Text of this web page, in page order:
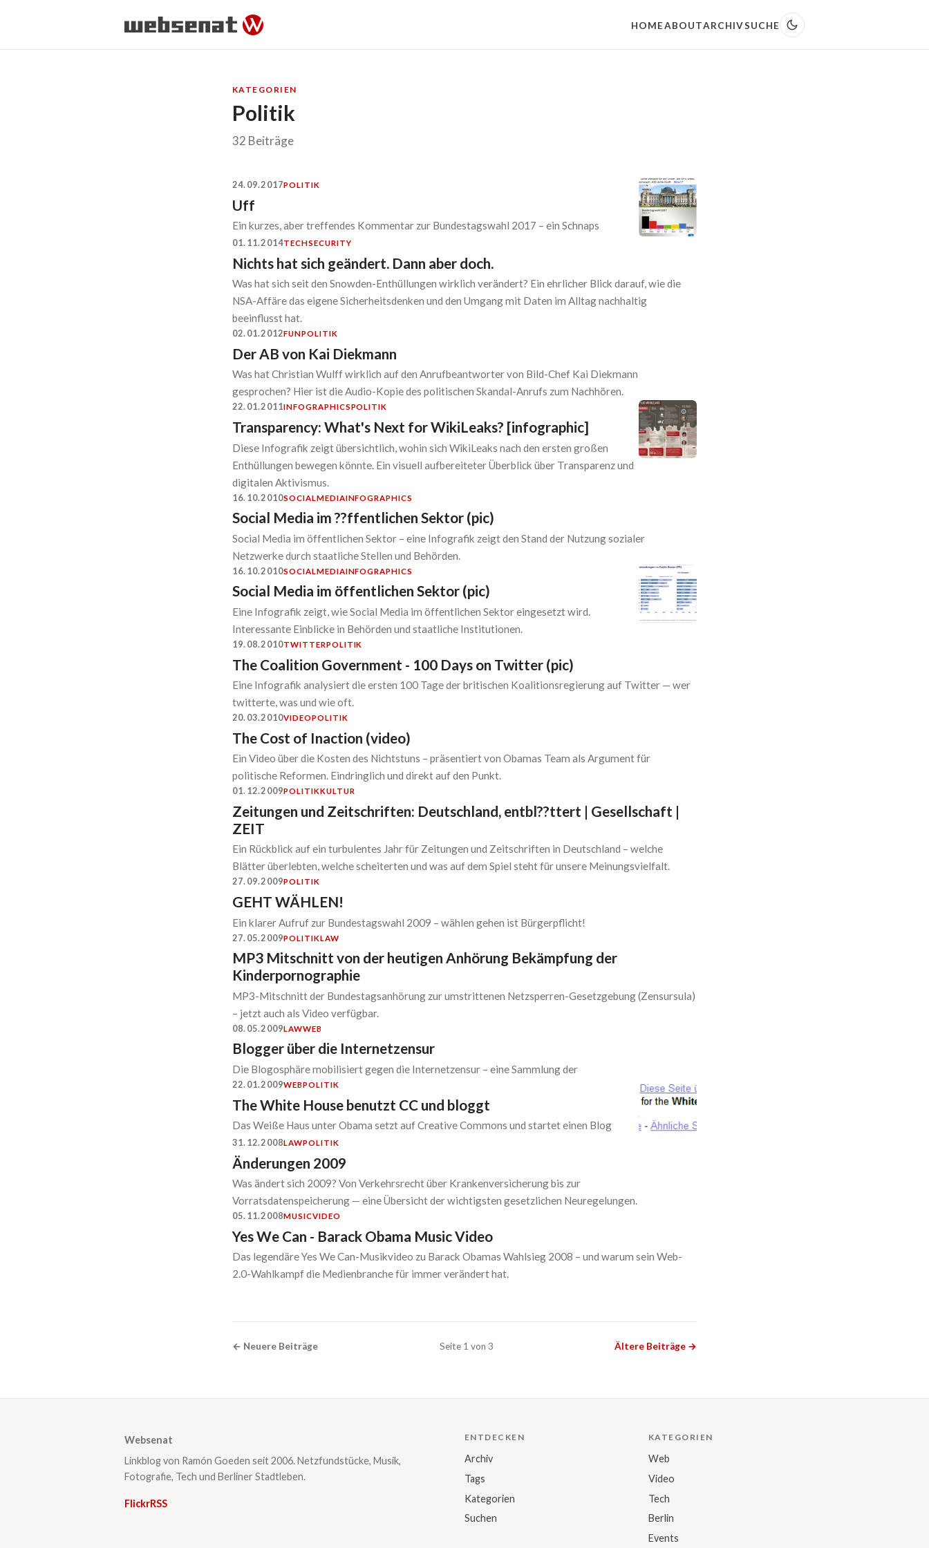
HOMEABOUTARCHIVSUCHE
KATEGORIEN
Politik
32 Beiträge
24.09.2017POLITIK
Uff
Ein kurzes, aber treffendes Kommentar zur Bundestagswahl 2017 – ein Schnaps
01.11.2014TECHSECURITY
Nichts hat sich geändert. Dann aber doch.
Was hat sich seit den Snowden-Enthüllungen wirklich verändert? Ein ehrlicher Blick darauf, wie die
NSA-Affäre das eigene Sicherheitsdenken und den Umgang mit Daten im Alltag nachhaltig
beeinflusst hat.
02.01.2012FUNPOLITIK
Der AB von Kai Diekmann
Was hat Christian Wulff wirklich auf den Anrufbeantworter von Bild-Chef Kai Diekmann
gesprochen? Hier ist die Audio-Kopie des politischen Skandal-Anrufs zum Nachhören.
22.01.2011INFOGRAPHICSPOLITIK
Transparency: What's Next for WikiLeaks? [infographic]
Diese Infografik zeigt übersichtlich, wohin sich WikiLeaks nach den ersten großen
Enthüllungen bewegen könnte. Ein visuell aufbereiteter Überblick über Transparenz und
digitalen Aktivismus.
16.10.2010SOCIALMEDIAINFOGRAPHICS
Social Media im ??ffentlichen Sektor (pic)
Social Media im öffentlichen Sektor – eine Infografik zeigt den Stand der Nutzung sozialer
Netzwerke durch staatliche Stellen und Behörden.
16.10.2010SOCIALMEDIAINFOGRAPHICS
Social Media im öffentlichen Sektor (pic)
Eine Infografik zeigt, wie Social Media im öffentlichen Sektor eingesetzt wird.
Interessante Einblicke in Behörden und staatliche Institutionen.
19.08.2010TWITTERPOLITIK
The Coalition Government - 100 Days on Twitter (pic)
Eine Infografik analysiert die ersten 100 Tage der britischen Koalitionsregierung auf Twitter — wer
twitterte, was und wie oft.
20.03.2010VIDEOPOLITIK
The Cost of Inaction (video)
Ein Video über die Kosten des Nichtstuns – präsentiert von Obamas Team als Argument für
politische Reformen. Eindringlich und direkt auf den Punkt.
01.12.2009POLITIKKULTUR
Zeitungen und Zeitschriften: Deutschland, entbl??ttert | Gesellschaft |
ZEIT
Ein Rückblick auf ein turbulentes Jahr für Zeitungen und Zeitschriften in Deutschland – welche
Blätter überlebten, welche scheiterten und was auf dem Spiel steht für unsere Meinungsvielfalt.
27.09.2009POLITIK
GEHT WÄHLEN!
Ein klarer Aufruf zur Bundestagswahl 2009 – wählen gehen ist Bürgerpflicht!
27.05.2009POLITIKLAW
MP3 Mitschnitt von der heutigen Anhörung Bekämpfung der
Kinderpornographie
MP3-Mitschnitt der Bundestagsanhörung zur umstrittenen Netzsperren-Gesetzgebung (Zensursula)
– jetzt auch als Video verfügbar.
08.05.2009LAWWEB
Blogger über die Internetzensur
Die Blogosphäre mobilisiert gegen die Internetzensur – eine Sammlung der
22.01.2009WEBPOLITIK
The White House benutzt CC und bloggt
Das Weiße Haus unter Obama setzt auf Creative Commons und startet einen Blog
31.12.2008LAWPOLITIK
Änderungen 2009
Was ändert sich 2009? Von Verkehrsrecht über Krankenversicherung bis zur
Vorratsdatenspeicherung — eine Übersicht der wichtigsten gesetzlichen Neuregelungen.
05.11.2008MUSICVIDEO
Yes We Can - Barack Obama Music Video
Das legendäre Yes We Can-Musikvideo zu Barack Obamas Wahlsieg 2008 – und warum sein Web-
2.0-Wahlkampf die Medienbranche für immer verändert hat.
← Neuere Beiträge Seite 1 von 3 Ältere Beiträge →
Websenat
Linkblog von Ramón Goeden seit 2006. Netzfundstücke, Musik,
Fotografie, Tech und Berliner Stadtleben.
FlickrRSS
ENTDECKEN
Archiv
Tags
Kategorien
Suchen
KATEGORIEN
Web
Video
Tech
Berlin
Events